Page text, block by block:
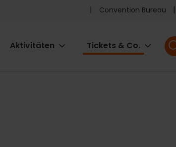
Pre
header
menu
Convention Bureau
Aktivitäten Tickets & Co.